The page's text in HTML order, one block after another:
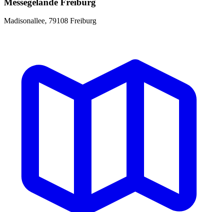
Messegelände Freiburg
Madisonallee, 79108 Freiburg